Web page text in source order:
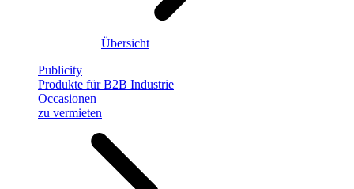
Übersicht
Publicity
Produkte für B2B Industrie
Occasionen
zu vermieten